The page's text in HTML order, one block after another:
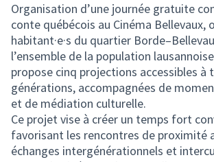
Organisation d’une journée gratuite
conte québécois au Cinéma Bellevaux,
habitant·e·s du quartier
l’ensemble de la population
propose cinq projections accessibles à
générations, accompagnées de
et de médiation culturelle.
Ce projet vise à créer un temps fort
favorisant les rencontres de proximité
échanges intergénérationnels et